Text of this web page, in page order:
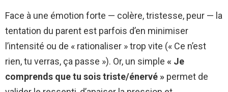
Face à une émotion forte — colère, tristesse, peur — la
tentation du parent est parfois d’en minimiser
l’intensité ou de « rationaliser » trop vite (« Ce n’est
rien, tu verras, ça passe »). Or, un simple « Je
comprends que tu sois triste/énervé » permet de